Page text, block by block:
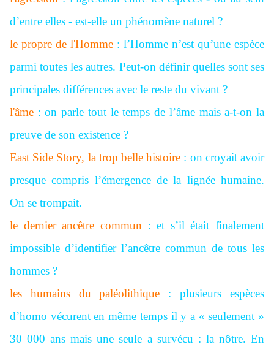
d’entre elles - est-elle un phénomène naturel ?
le propre de l'Homme : l’Homme n’est qu’une espèce
parmi toutes les autres. Peut-on définir quelles sont ses
principales différences avec le reste du vivant ?
l'âme : on parle tout le temps de l’âme mais a-t-on la
preuve de son existence ?
East Side Story, la trop belle histoire : on croyait avoir
presque compris l’émergence de la lignée humaine.
On se trompait.
le dernier ancêtre commun : et s’il était finalement
impossible d’identifier l’ancêtre commun de tous les
hommes ?
les humains du paléolithique : plusieurs espèces
d’homo vécurent en même temps il y a « seulement »
30 000 ans mais une seule a survécu : la nôtre. En